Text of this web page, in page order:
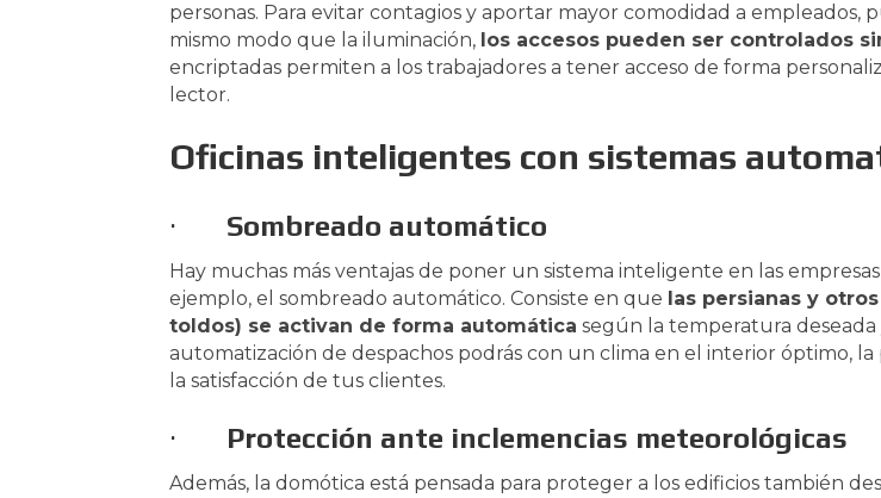
personas. Para evitar contagios y aportar mayor comodidad a empleados,
mismo modo que la iluminación, los accesos pueden ser controlados
encriptadas permiten a los trabajadores a tener acceso de forma
lector.
Oficinas inteligentes con sistemas
· Sombreado automático
Hay muchas más ventajas de poner un sistema inteligente en las
ejemplo, el sombreado automático. Consiste en que las persianas y
toldos) se activan de forma automática según la temperatura deseada
automatización de despachos podrás con un clima en el interior óptimo,
la satisfacción de tus clientes.
· Protección ante inclemencias meteorológicas
Además, la domótica está pensada para proteger a los edificios también